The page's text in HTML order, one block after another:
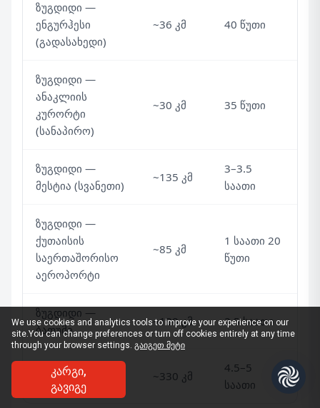
ზუგდიდი —
ენგურჰესი
(გადასახედი)
~36 კმ 40 წუთი
ზუგდიდი —
ანაკლიის
კურორტი
(სანაპირო)
~30 კმ 35 წუთი
ზუგდიდი —
მესტია (სვანეთი)
~135 კმ
3–3.5
საათი
ზუგდიდი —
ქუთაისის
საერთაშორისო
აეროპორტი
~85 კმ
1 საათი 20
წუთი
ზუგდიდი —
ბათუმი
~130 კმ 2.5 საათი
ზუგდიდი —
თბილისი
~330 კმ
4.5–5
საათი
We use cookies and analytics tools to improve your experience on our
site.You can change preferences or turn off cookies entirely at any time
through your browser settings. გაიგეთ მეტი
ᲙᲐᲠᲒᲘ,
ᲒᲐᲕᲘᲒᲔ